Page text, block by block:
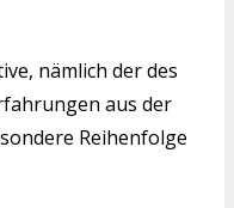
nämlich der des
aus der
Reihenfolge